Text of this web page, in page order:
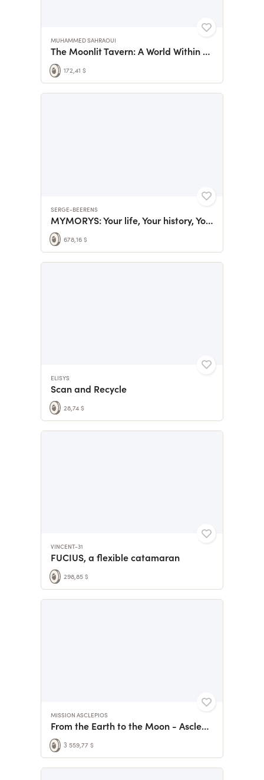
MUHAMMED SAHRAOUI
The Moonlit Tavern: A World Within Earshot
172,41 $
SERGE-BEERENS
MYMORYS: Your life, Your history, Your digital legacy
678,16 $
ELISYS
Scan and Recycle
28,74 $
VINCENT-31
FUCIUS, a flexible catamaran
298,85 $
MISSION ASCLEPIOS
From the Earth to the Moon - Asclepios
3 559,77 $